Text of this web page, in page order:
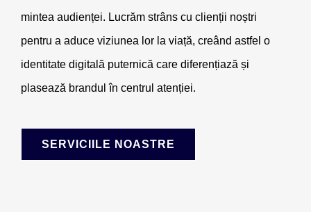
mintea audienței. Lucrăm strâns cu clienții noștri
pentru a aduce viziunea lor la viață, creând astfel o
identitate digitală puternică care diferențiază și
plasează brandul în centrul atenției.
SERVICIILE NOASTRE